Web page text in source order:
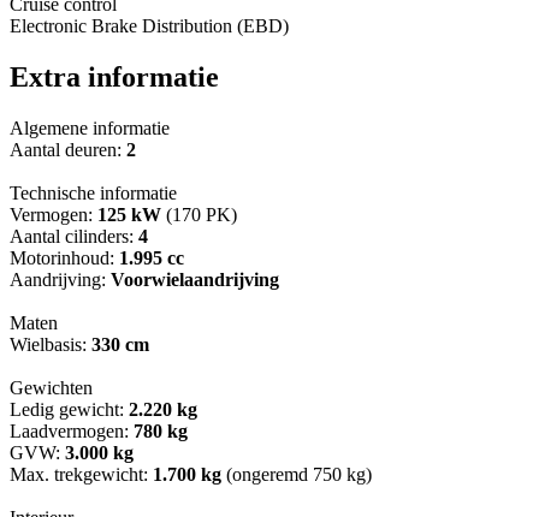
Cruise control
Electronic Brake Distribution (EBD)
Extra informatie
Algemene informatie
Aantal deuren: 2
Technische informatie
Vermogen: 125 kW (170 PK)
Aantal cilinders: 4
Motorinhoud: 1.995 cc
Aandrijving: Voorwielaandrijving
Maten
Wielbasis: 330 cm
Gewichten
Ledig gewicht: 2.220 kg
Laadvermogen: 780 kg
GVW: 3.000 kg
Max. trekgewicht: 1.700 kg (ongeremd 750 kg)